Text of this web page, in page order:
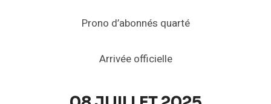
Prono d’abonnés quarté
Arrivée officielle